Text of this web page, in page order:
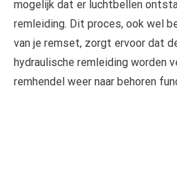
mogelijk dat er luchtbellen
remleiding. Dit proces, ook wel
van je remset, zorgt ervoor dat
hydraulische remleiding worden
remhendel weer naar behoren